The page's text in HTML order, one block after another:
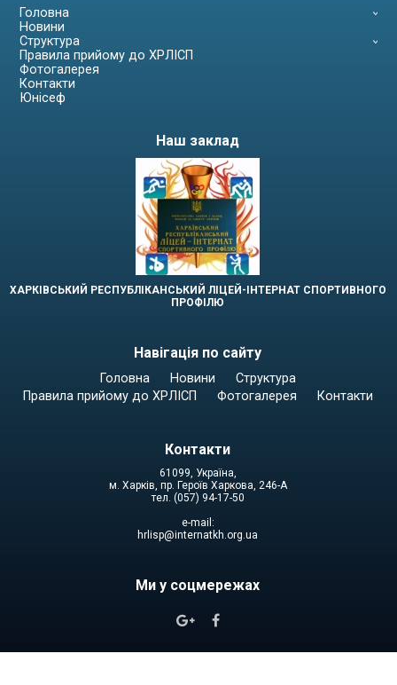
Головна
Новини
Структура
Правила прийому до ХРЛІСП
Фотогалерея
Контакти
Юнісеф
Наш заклад
ХАРКІВСЬКИЙ РЕСПУБЛІКАНСЬКИЙ ЛІЦЕЙ-ІНТЕРНАТ СПОРТИВНОГО
ПРОФІЛЮ
Навігація по сайту
Головна Новини
Структура
Правила прийому до ХРЛІСП
Фотогалерея Контакти
Контакти
61099, Україна,
м. Харків, пр. Героїв Харкова, 246-А
тел. (057) 94-17-50
e-mail:
hrlisp@internatkh.org.ua
Ми у соцмережах
 